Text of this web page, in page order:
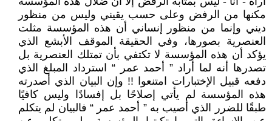
مكنها من الرفض وعلى حسب يقيني وليس من منظور
ديني وإنما من منظور إنساني أن هذه المؤسسة مثلت
العنصرية بصورها، وفي الحقيقة الموقف الأبشع الذي
يؤكد أن هذه المؤسسة لا تكتفي بأن تمتلك العنصرية بل
تصدرها أنه لما أراد ” أحمد عمر “ استرداد المبلغ الذي
دفعه قبيل الإختبارات امتنعوا !! وإن البيان الذي أصدرته
هذه المؤسسة لم يأتي إصلاحًا بل إفسادًا وليس كافيًا
طبقًا للضرر الذي أصيب به ” أحمد عمر “ فالبيان لم يتكلم